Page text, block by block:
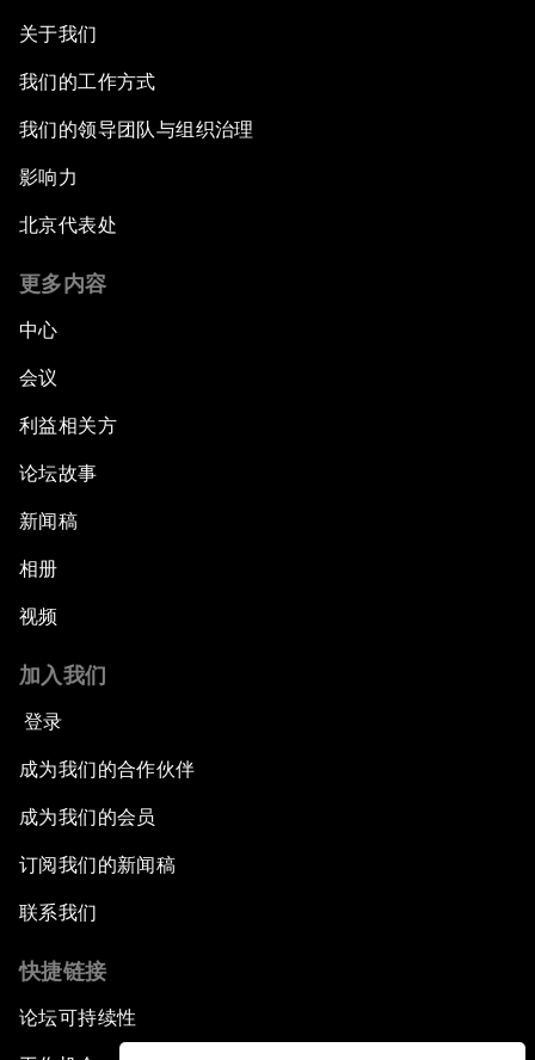
关于我们
我们的工作方式
我们的领导团队与组织治理
影响力
北京代表处
更多内容
中心
会议
利益相关方
论坛故事
新闻稿
相册
视频
加入我们
登录
成为我们的合作伙伴
成为我们的会员
订阅我们的新闻稿
联系我们
快捷链接
论坛可持续性